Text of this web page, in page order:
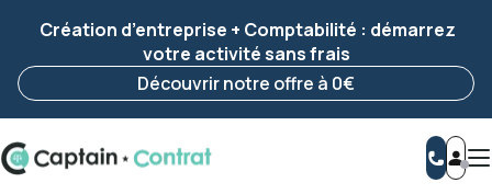
enregistrée 🚀
Reprendre ma démarche
🌟 Création d’entreprise + Comptabilité : démarrez
votre activité sans frais
Découvrir notre offre à 0€